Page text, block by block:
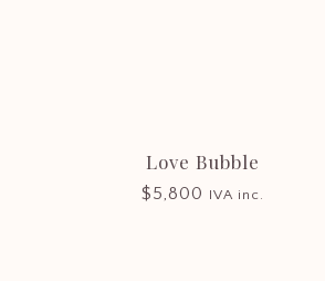
Love Bubble
$5,800 IVA inc.